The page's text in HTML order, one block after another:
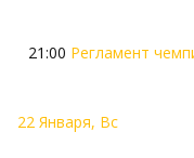
21:00 Регламент
22 Января, Вс